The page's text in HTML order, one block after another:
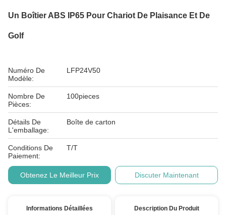
Un Boîtier ABS IP65 Pour Chariot De Plaisance Et De
Golf
Numéro De
Modèle:
LFP24V50
Nombre De
Pièces:
100pieces
Détails De
L'emballage:
Boîte de carton
Conditions De
Paiement:
T/T
Obtenez Le Meilleur Prix Discuter Maintenant
Informations Détaillées Description Du Produit